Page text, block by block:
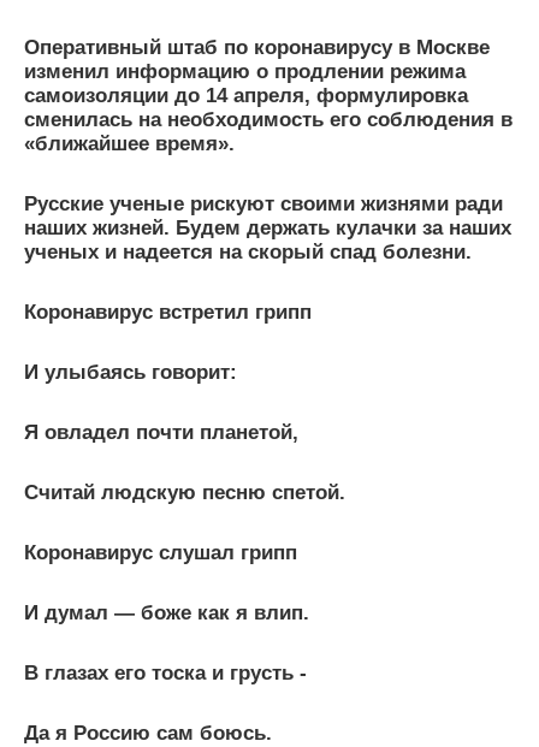
Оперативный штаб по коронавирусу в Москве
изменил информацию о продлении режима
самоизоляции до 14 апреля, формулировка
сменилась на необходимость его соблюдения в
«ближайшее время».
Русские ученые рискуют своими жизнями ради
наших жизней. Будем держать кулачки за наших
ученых и надеется на скорый спад болезни.
Коронавирус встретил грипп
И улыбаясь говорит:
Я овладел почти планетой,
Считай людскую песню спетой.
Коронавирус слушал грипп
И думал — боже как я влип.
В глазах его тоска и грусть -
Да я Россию сам боюсь.